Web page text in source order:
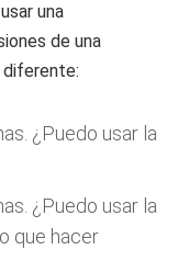
una
de una
diferente:
¿Puedo usar la
¿Puedo usar la
que hacer